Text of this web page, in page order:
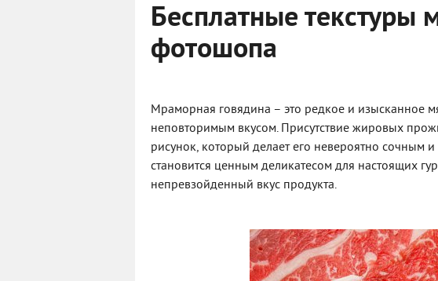
Бесплатные текстуры
фотошопа
Мраморная говядина – это редкое и изысканное
неповторимым вкусом. Присутствие жировых
рисунок, который делает его невероятно сочным
становится ценным деликатесом для настоящих
непревзойденный вкус продукта.